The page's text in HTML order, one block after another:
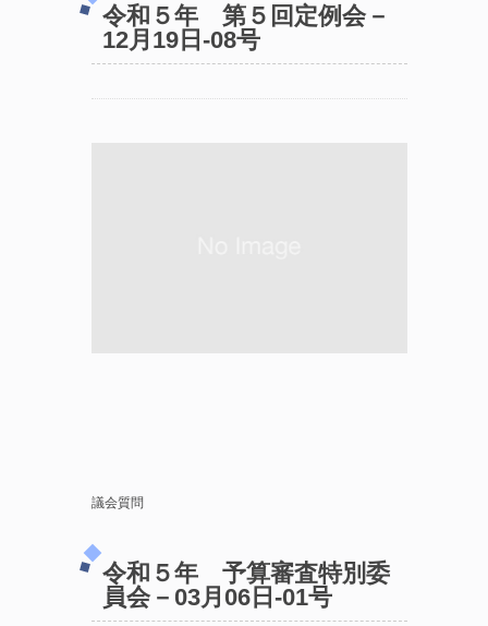
令和５年 第５回定例会－
12月19日-08号
議会質問
令和５年 予算審査特別委
員会－03月06日-01号